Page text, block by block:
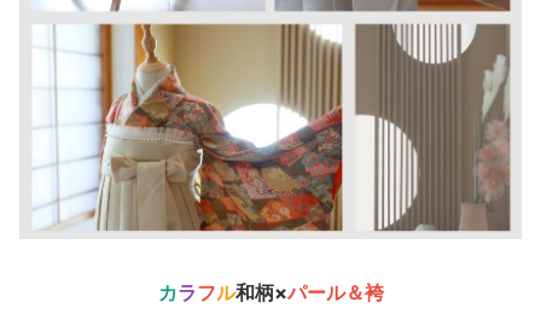
カラフル和柄×パール＆袴